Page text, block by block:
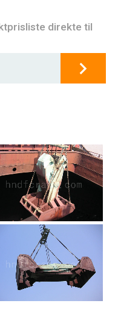
direkte til